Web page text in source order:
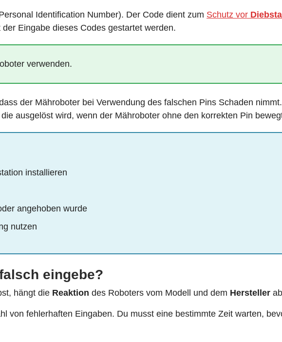
Identification Number). Der Code dient zum Schutz vor
Eingabe dieses Codes gestartet werden.
verwenden.
der Mähroboter bei Verwendung des falschen Pins Schaden nimmt.
die ausgelöst wird, wenn der Mähroboter ohne den korrekten Pin
installieren
angehoben wurde
nutzen
eingebe?
hängt die Reaktion des Roboters vom Modell und dem Hersteller
von fehlerhaften Eingaben. Du musst eine bestimmte Zeit warten,